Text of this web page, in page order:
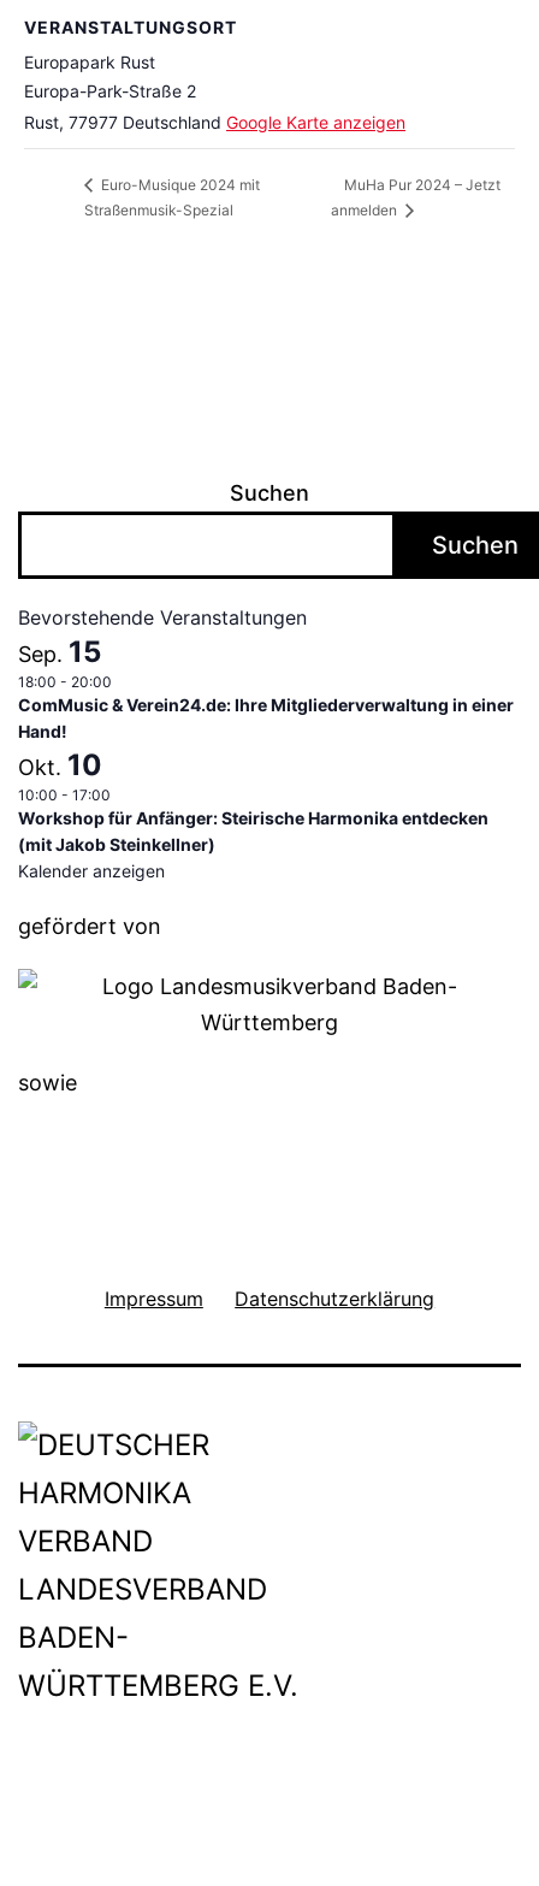
VERANSTALTUNGSORT
Europapark Rust
Europa-Park-Straße 2
Rust, 77977 Deutschland Google Karte anzeigen
Euro-Musique 2024 mit
Straßenmusik-Spezial
MuHa Pur 2024 – Jetzt
anmelden
Suchen
Suchen
Bevorstehende Veranstaltungen
Sep. 15
18:00 - 20:00
ComMusic & Verein24.de: Ihre Mitgliederverwaltung in einer
Hand!
Okt. 10
10:00 - 17:00
Workshop für Anfänger: Steirische Harmonika entdecken
(mit Jakob Steinkellner)
Kalender anzeigen
gefördert von
sowie
Impressum Datenschutzerklärung